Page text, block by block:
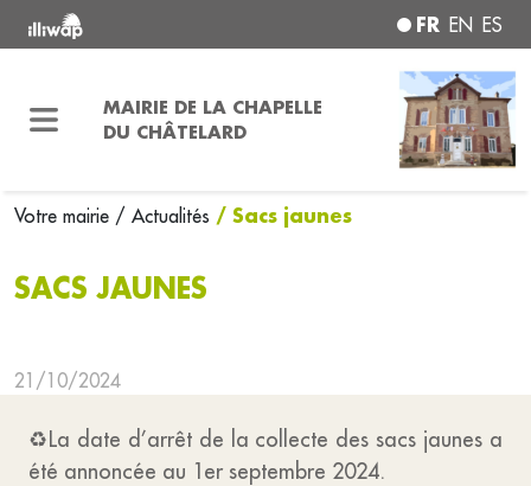
FR EN ES
MAIRIE DE LA CHAPELLE
DU CHÂTELARD
Votre mairie / Actualités / Sacs jaunes
SACS JAUNES
21/10/2024
♻La date d’arrêt de la collecte des sacs jaunes a
été annoncée au 1er septembre 2024.